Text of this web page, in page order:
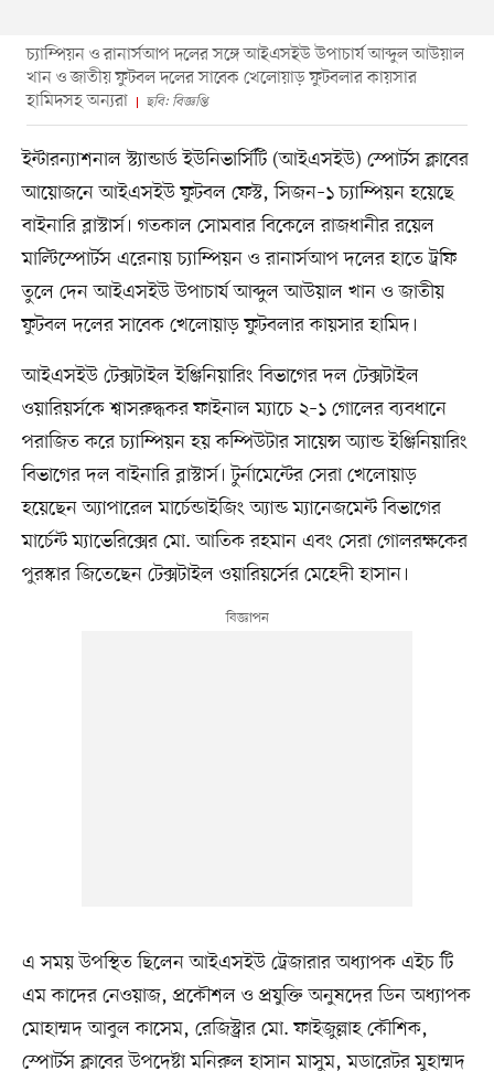
চ্যাম্পিয়ন ও রানার্সআপ দলের সঙ্গে আইএসইউ উপাচার্য আব্দুল আউয়াল
খান ও জাতীয় ফুটবল দলের সাবেক খেলোয়াড় ফুটবলার কায়সার
হামিদসহ অন্যরা
ছবি: বিজ্ঞপ্তি
ইন্টারন্যাশনাল স্ট্যান্ডার্ড ইউনিভার্সিটি (আইএসইউ) স্পোর্টস ক্লাবের
আয়োজনে আইএসইউ ফুটবল ফেস্ট, সিজন–১ চ্যাম্পিয়ন হয়েছে
বাইনারি ব্লাস্টার্স। গতকাল সোমবার বিকেলে রাজধানীর রয়েল
মাল্টিস্পোর্টস এরেনায় চ্যাম্পিয়ন ও রানার্সআপ দলের হাতে ট্রফি
তুলে দেন আইএসইউ উপাচার্য আব্দুল আউয়াল খান ও জাতীয়
ফুটবল দলের সাবেক খেলোয়াড় ফুটবলার কায়সার হামিদ।
আইএসইউ টেক্সটাইল ইঞ্জিনিয়ারিং বিভাগের দল টেক্সটাইল
ওয়ারিয়র্সকে শ্বাসরুদ্ধকর ফাইনাল ম্যাচে ২–১ গোলের ব্যবধানে
পরাজিত করে চ্যাম্পিয়ন হয় কম্পিউটার সায়েন্স অ্যান্ড ইঞ্জিনিয়ারিং
বিভাগের দল বাইনারি ব্লাস্টার্স। টুর্নামেন্টের সেরা খেলোয়াড়
হয়েছেন অ্যাপারেল মার্চেন্ডাইজিং অ্যান্ড ম্যানেজমেন্ট বিভাগের
মার্চেন্ট ম্যাভেরিক্সের মো. আতিক রহমান এবং সেরা গোলরক্ষকের
পুরস্কার জিতেছেন টেক্সটাইল ওয়ারিয়র্সের মেহেদী হাসান।
এ সময় উপস্থিত ছিলেন আইএসইউ ট্রেজারার অধ্যাপক এইচ টি
এম কাদের নেওয়াজ, প্রকৌশল ও প্রযুক্তি অনুষদের ডিন অধ্যাপক
মোহাম্মদ আবুল কাসেম, রেজিস্ট্রার মো. ফাইজুল্লাহ কৌশিক,
স্পোর্টস ক্লাবের উপদেষ্টা মনিরুল হাসান মাসুম, মডারেটর মুহাম্মদ